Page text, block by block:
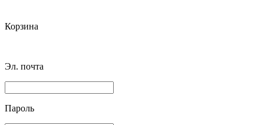
Корзина
Эл. почта
Пароль